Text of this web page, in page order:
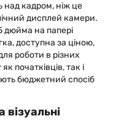
над кадром, ніж це
дисплей камери.
дюйма на папері
доступна за ціною,
роботи в різних
початківців, так і
бюджетний спосіб
візуальні